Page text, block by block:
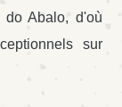
do Abalo, d'où
sur